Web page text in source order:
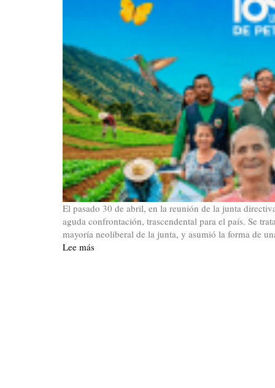
El pasado 30 de abril, en la reunión de la junta
aguda confrontación, trascendental para el país. Se
mayoría neoliberal de la junta, y asumió la forma de
Lee más